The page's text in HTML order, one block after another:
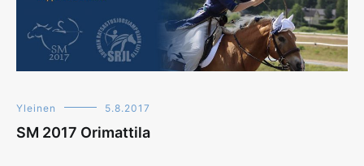
Yleinen 5.8.2017
SM 2017 Orimattila